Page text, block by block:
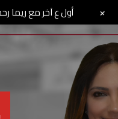
أول ع آخر مع ريما +